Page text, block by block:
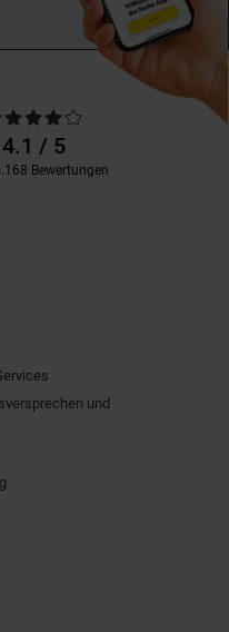
4.1 / 5
Bewertungen
und